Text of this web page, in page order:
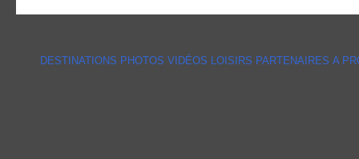
DESTINATIONS PHOTOS VIDÉOS LOISIRS PARTENAIRES A